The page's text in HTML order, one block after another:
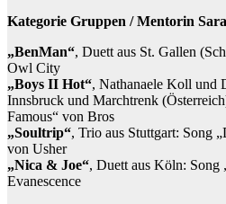
Kategorie Gruppen / Mentorin
„BenMan“, Duett aus St. Gallen
Owl City
„Boys II Hot“, Nathanaele Koll und
Innsbruck und Marchtrenk
Famous“ von Bros
„Soultrip“, Trio aus Stuttgart: Song
von Usher
„Nica & Joe“, Duett aus Köln: Song
Evanescence